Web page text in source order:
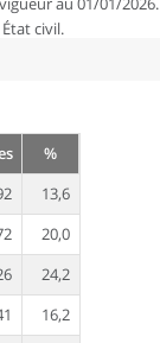
civil.
%
13,6
20,0
24,2
16,2